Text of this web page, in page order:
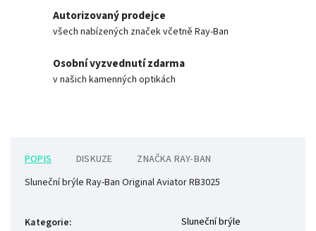
Autorizovaný prodejce
všech nabízených značek včetně Ray-Ban
Osobní vyzvednutí zdarma
v našich kamenných optikách
POPIS DISKUZE ZNAČKA RAY-BAN
Sluneční brýle Ray-Ban Original Aviator RB3025
Kategorie:
Sluneční brýle